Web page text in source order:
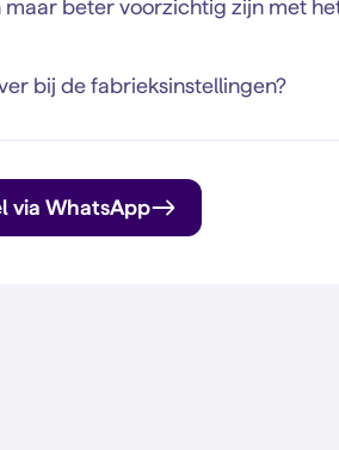
beter voorzichtig zijn met
bij de fabrieksinstellingen?
via WhatsApp